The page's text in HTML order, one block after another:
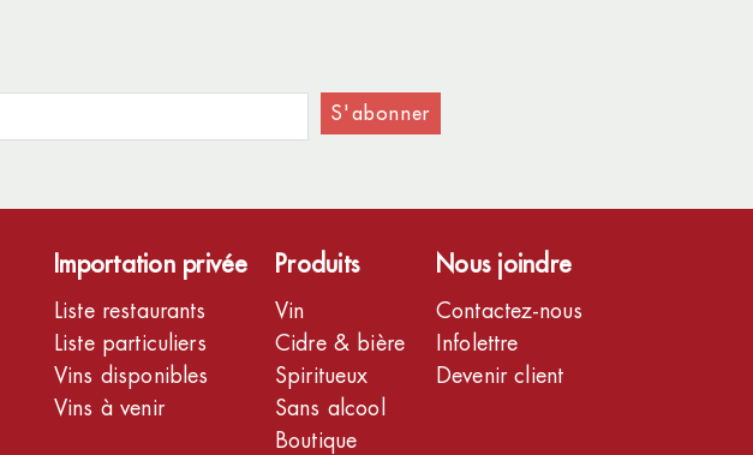
S'abonner
Importation privée
Liste restaurants
Liste particuliers
Vins disponibles
Vins à venir
Produits
Vin
Cidre & bière
Spiritueux
Sans alcool
Boutique
Nous joindre
Contactez-nous
Infolettre
Devenir client